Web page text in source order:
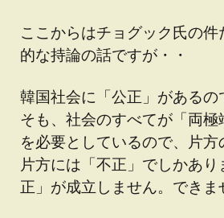
ここからはチョグック氏の件
的な持論の話ですが・・
韓国社会に「公正」があるの
そも、社会のすべてが「両極
を必要としているので、片方
片方には「不正」でしかあり
正」が成立しません。できま